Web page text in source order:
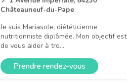
Châteauneuf-du-Pape
Je suis Mariasole, diététicienne
nutritionniste diplômée. Mon objectif est
de vous aider à tro...
Prendre rendez-vous